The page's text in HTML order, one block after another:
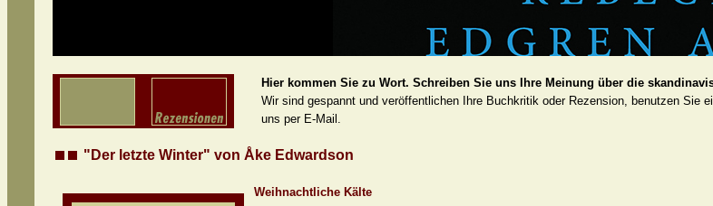
Hier kommen Sie zu Wort. Schreiben Sie uns Ihre Meinung über die
Wir sind gespannt und veröffentlichen Ihre Buchkritik oder Rezension, benutzen Sie
uns per E-Mail.
"Der letzte Winter" von Åke Edwardson
Weihnachtliche Kälte